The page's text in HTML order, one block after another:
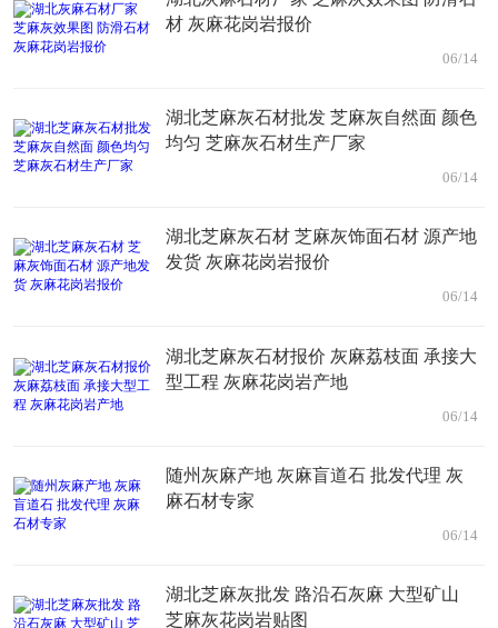
材 灰麻花岗岩报价
06/14
湖北芝麻灰石材批发 芝麻灰自然面 颜色
均匀 芝麻灰石材生产厂家
06/14
湖北芝麻灰石材 芝麻灰饰面石材 源产地
发货 灰麻花岗岩报价
06/14
湖北芝麻灰石材报价 灰麻荔枝面 承接大
型工程 灰麻花岗岩产地
06/14
随州灰麻产地 灰麻盲道石 批发代理 灰
麻石材专家
06/14
湖北芝麻灰批发 路沿石灰麻 大型矿山
芝麻灰花岗岩贴图